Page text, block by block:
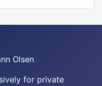
Olsen
for private